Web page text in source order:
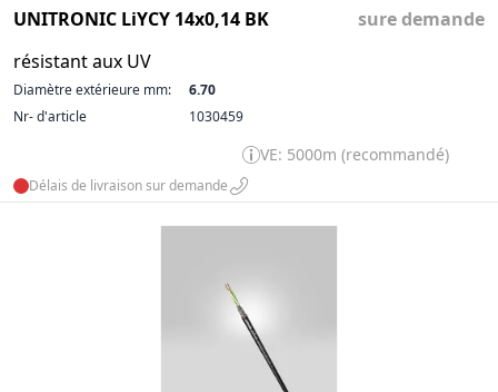
UNITRONIC LiYCY 14x0,14 BK
résistant aux UV
sure demande
Diamètre extérieure mm:
6.70
Nr- d'article
1030459
VE: 5000m (recommandé)
Délais de livraison sur demande